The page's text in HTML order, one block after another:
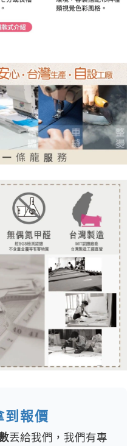
到報價
丟給我們，我們有專